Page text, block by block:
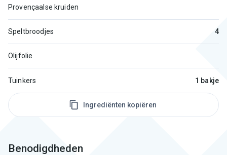
Provençaalse kruiden
Speltbroodjes 4
Olijfolie
Tuinkers 1 bakje
Ingrediënten kopiëren
Benodigdheden